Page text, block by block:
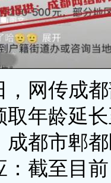
网传成都
取年龄延
成都市郫
：截至目